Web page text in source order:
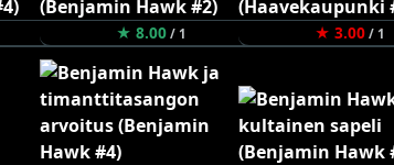
★ 8.00/ 1 ★ 3.00/ 1